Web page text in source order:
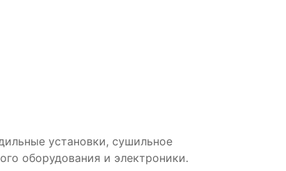
установки, сушильное
оборудования и электроники.